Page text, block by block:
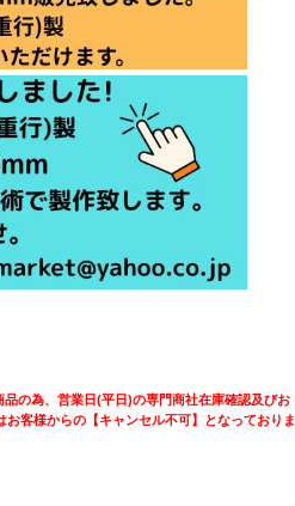
の為、営業日(平日)の専門商社在庫確認及びお
客様からの【キャンセル不可】となっておりま